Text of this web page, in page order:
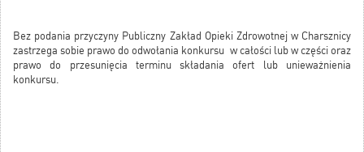
Bez podania przyczyny Publiczny Zakład Opieki Zdrowotnej w Charsznicy
zastrzega sobie prawo do odwołania konkursu w całości lub w części oraz
prawo do przesunięcia terminu składania ofert lub unieważnienia
konkursu.